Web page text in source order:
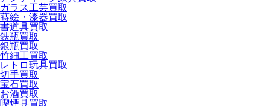
ガラス工芸買取
蒔絵・漆器買取
書道具買取
鉄瓶買取
銀瓶買取
竹細工買取
レトロ玩具買取
切手買取
宝石買取
お酒買取
喫煙具買取